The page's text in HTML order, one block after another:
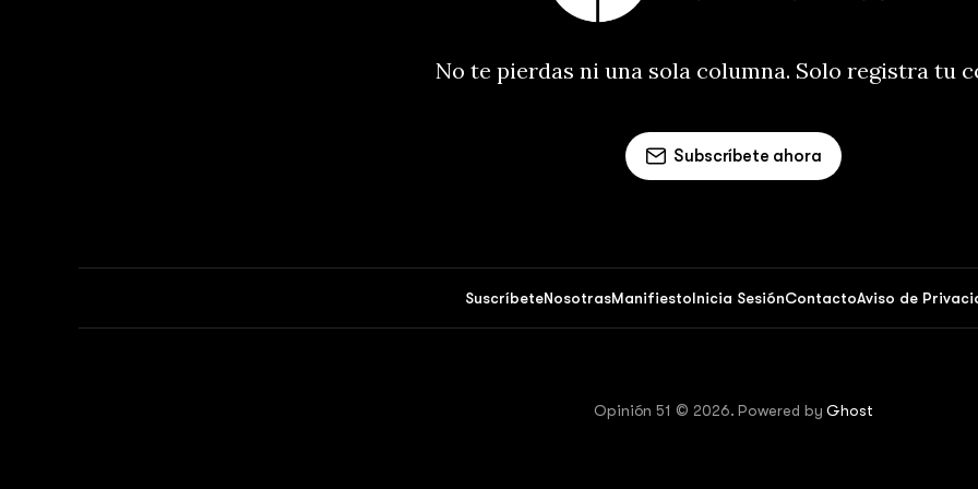
No te pierdas ni una sola columna. Solo registra tu
Subscríbete ahora
SuscríbeteNosotrasManifiestoInicia SesiónContactoAviso de
Opinión 51 © 2026. Powered byGhost